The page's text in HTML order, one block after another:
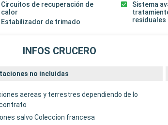
Circuitos de recuperación de
calor
Estabilizador de trimado
Sistema
residuales
INFOS CRUCERO
no incluídas
aereas y terrestres dependiendo de lo
salvo Coleccion francesa